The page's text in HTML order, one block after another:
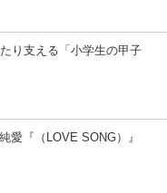
り支える「小学生の甲子
愛『（LOVE SONG）』